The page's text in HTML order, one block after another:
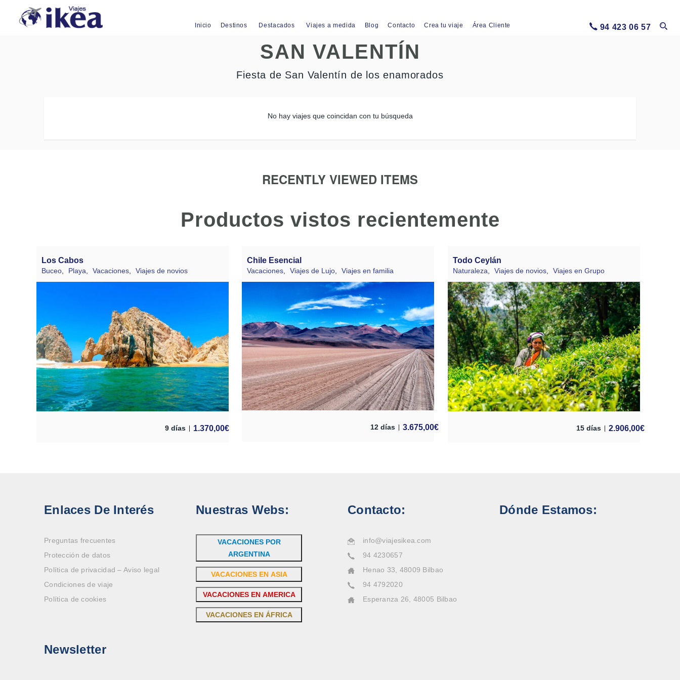
Inicio Destinos Destacados Viajes a medida Blog Contacto Crea tu viaje Área Cliente 94 423 06 57
SAN VALENTÍN
Fiesta de San Valentín de los enamorados
No hay viajes que coincidan con tu búsqueda
RECENTLY VIEWED ITEMS
Productos vistos recientemente
Los Cabos
Buceo Playa Vacaciones Viajes de novios
9 días 1.370,00€
Chile Esencial
Vacaciones Viajes de Lujo Viajes en familia
12 días 3.675,00€
Todo Ceylán
Naturaleza Viajes de novios, Viajes en Grupo
15 días 2.906,00€
Enlaces De Interés
Preguntas frecuentes
Protección de datos
Política de privacidad – Aviso legal
Condiciones de viaje
Política de cookies
Nuestras Webs:
VACACIONES POR
ARGENTINA
VACACIONES EN ASIA
VACACIONES EN AMERICA
VACACIONES EN ÁFRICA
Contacto:
info@viajesikea.com
94 4230657
Henao 33, 48009 Bilbao
94 4792020
Esperanza 26, 48005 Bilbao
Dónde Estamos:
Newsletter